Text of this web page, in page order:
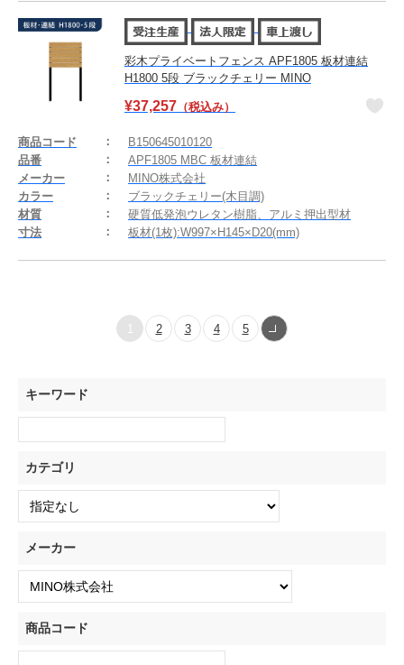
彩木プライベートフェンス APF1805 板材連結
H1800 5段 ブラックチェリー MINO
¥37,257 （税込み）
商品コード
B150645010120
品番
APF1805 MBC 板材連結
メーカー
MINO株式会社
カラー
ブラックチェリー(木目調)
材質
硬質低発泡ウレタン樹脂、アルミ押出型材
寸法
板材(1枚):W997×H145×D20(mm)
1 2 3 4 5
キーワード
カテゴリ
メーカー
商品コード